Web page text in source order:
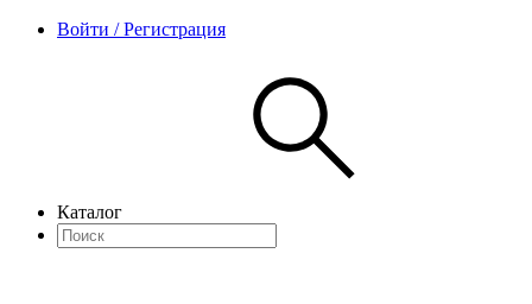
Войти / Регистрация
Каталог